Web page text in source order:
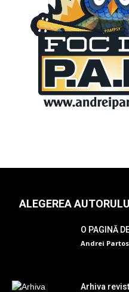
ALEGEREA
O PAGINĂ
Andrei Partos
Arhiva